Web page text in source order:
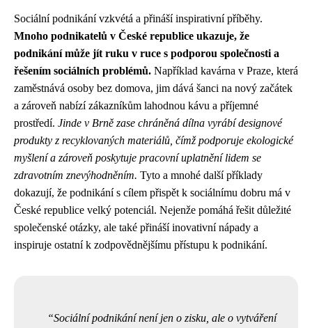
Sociální podnikání vzkvétá a přináší inspirativní příběhy.
Mnoho podnikatelů v České republice ukazuje, že
podnikání může jít ruku v ruce s podporou společnosti a
řešením sociálních problémů. Například kavárna v Praze, která
zaměstnává osoby bez domova, jim dává šanci na nový začátek
a zároveň nabízí zákazníkům lahodnou kávu a příjemné
prostředí. Jinde v Brně zase chráněná dílna vyrábí designové
produkty z recyklovaných materiálů, čímž podporuje ekologické
myšlení a zároveň poskytuje pracovní uplatnění lidem se
zdravotním znevýhodněním. Tyto a mnohé další příklady
dokazují, že podnikání s cílem přispět k sociálnímu dobru má v
České republice velký potenciál. Nejenže pomáhá řešit důležité
společenské otázky, ale také přináší inovativní nápady a
inspiruje ostatní k zodpovědnějšímu přístupu k podnikání.
Sociální podnikání není jen o zisku, ale o vytváření